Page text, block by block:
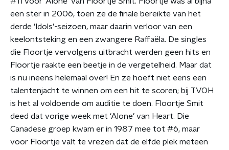
een ster in 2006, toen ze de finale bereikte van het
derde ‘Idols’-seizoen, maar daarin verloor van een
keelontsteking en een zwangere Raffaëla. De singles
die Floortje vervolgens uitbracht werden geen hits en
Floortje raakte een beetje in de vergetelheid. Maar dat
is nu ineens helemaal over! En ze hoeft niet eens een
talentenjacht te winnen om een hit te scoren; bij TVOH
is het al voldoende om auditie te doen. Floortje Smit
deed dat vorige week met ‘Alone’ van Heart. Die
Canadese groep kwam er in 1987 mee tot #6, maar
voor Floortje valt te vrezen dat de elfde plek meteen